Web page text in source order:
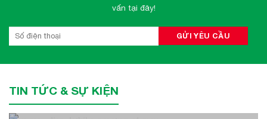
vấn tại đây!
TIN TỨC & SỰ KIỆN